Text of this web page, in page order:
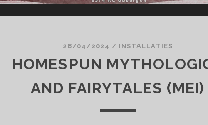
28/04/2024 / INSTALLATIES
HOMESPUN
AND FAIRYTALES (MEI)